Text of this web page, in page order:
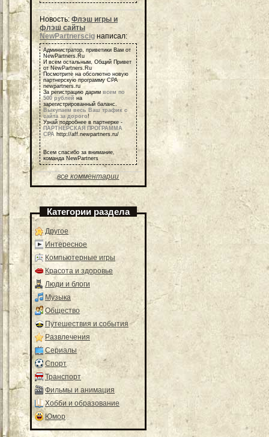
Новость: Флэш игры и
флэш сайты
NewPartnerscigнаписал:
Администратор, приветики Вам от
NewPartners.Ru
И всем остальным, Общий Привет
от NewPartners.Ru
Посмотрите на обсолютно новую
партнерскую программу СРА
newpartners.ru
За регистрацию дарим всем по
500 рублей на
зарегистрированный баланс.
Выкупаем весь Ваш трафик с
сайта за дорого!
Узнай подробнее в партнерке -
ПАРТНЕРСКАЯ ПРОГРАММА
СРА http://aff.newpartners.ru/
Всем спасибо за внимание,
команда NewPartners
все комментарии
Категории раздела
Другое
Интересное
Компьютерные игры
Красота и здоровье
Люди и блоги
Музыка
Общество
Путешествия и события
Развлечения
Сериалы
Спорт
Транспорт
Фильмы и анимация
Хобби и образование
Юмор